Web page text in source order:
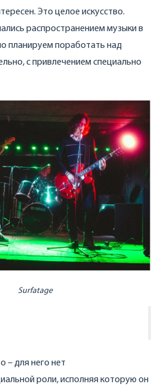
Это целое искусство.
распространением музыки в
планируем поработать над
с привлечением специально
Surfatage
– для него нет
роли, исполняя которую он